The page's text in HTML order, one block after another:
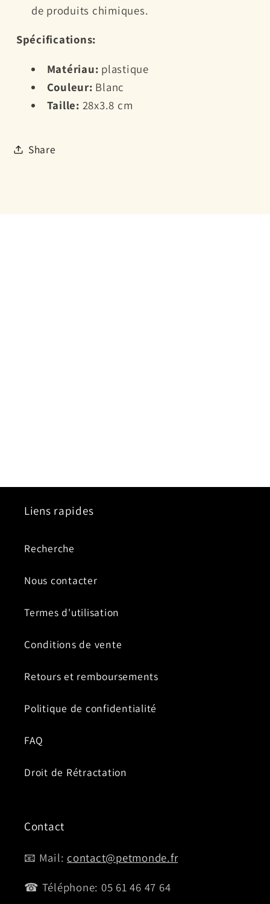
de produits chimiques.
Spécifications:
Matériau: plastique
Couleur: Blanc
Taille: 28x3.8 cm
Share
Liens rapides
Recherche
Nous contacter
Termes d'utilisation
Conditions de vente
Retours et remboursements
Politique de confidentialité
FAQ
Droit de Rétractation
Contact
📧 Mail: contact@petmonde.fr
☎ Téléphone: 05 61 46 47 64